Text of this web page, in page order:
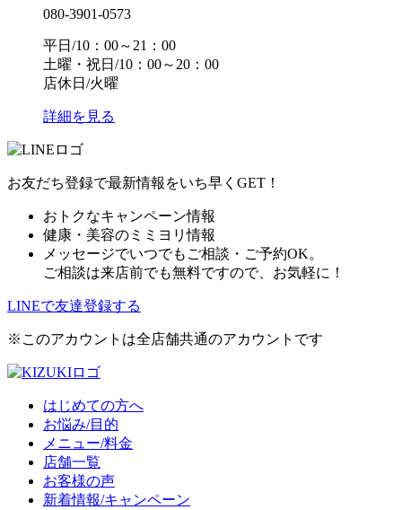
080-3901-0573
平日/10：00～21：00
土曜・祝日/10：00～20：00
店休日/火曜
詳細を見る
お友だち登録で最新情報をいち早くGET！
おトクなキャンペーン情報
健康・美容のミミヨリ情報
メッセージでいつでもご相談・ご予約OK。
ご相談は来店前でも無料ですので、お気軽に！
LINEで友達登録する
※このアカウントは全店舗共通のアカウントです
はじめての方へ
お悩み/目的
メニュー/料金
店舗一覧
お客様の声
新着情報/キャンペーン